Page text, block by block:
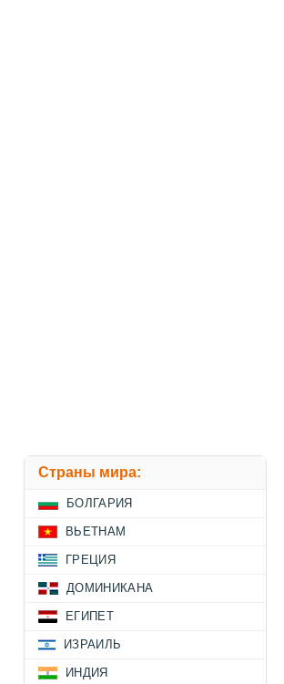
Страны мира:
БОЛГАРИЯ
ВЬЕТНАМ
ГРЕЦИЯ
ДОМИНИКАНА
ЕГИПЕТ
ИЗРАИЛЬ
ИНДИЯ